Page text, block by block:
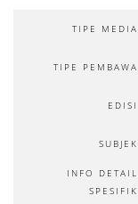
TIPE MEDIA
TIPE PEMBAWA
EDISI
SUBJEK
INFO DETAIL
SPESIFIK